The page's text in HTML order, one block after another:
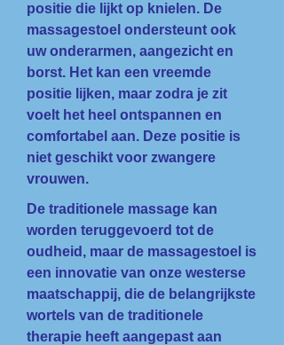
positie die lijkt op knielen. De
massagestoel ondersteunt ook
uw onderarmen, aangezicht en
borst. Het kan een vreemde
positie lijken, maar zodra je zit
voelt het heel ontspannen en
comfortabel aan. Deze positie is
niet geschikt voor zwangere
vrouwen.
De traditionele massage kan
worden teruggevoerd tot de
oudheid, maar de massagestoel is
een innovatie van onze westerse
maatschappij, die de belangrijkste
wortels van de traditionele
therapie heeft aangepast aan